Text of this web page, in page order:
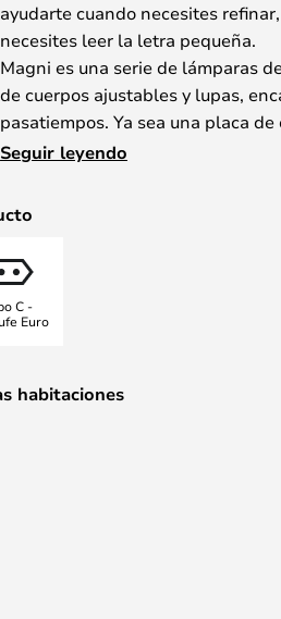
ayudarte cuando necesites
necesites leer la letra pequeña.
Magni es una serie de lámparas
de cuerpos ajustables y lupas,
pasatiempos. Ya sea una placa
soldada, un detalle en una obra
La lámpara está disponible como
lupa, aún puedes obtener una
Seguir leyendo
C -
Euro
habitaciones